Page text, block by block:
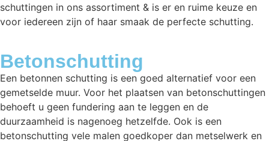
schuttingen in ons assortiment & is er en ruime keuze en
voor iedereen zijn of haar smaak de perfecte schutting.
Betonschutting
Een betonnen schutting is een goed alternatief voor een
gemetselde muur. Voor het plaatsen van betonschuttingen
behoeft u geen fundering aan te leggen en de
duurzaamheid is nagenoeg hetzelfde. Ook is een
betonschutting vele malen goedkoper dan metselwerk en